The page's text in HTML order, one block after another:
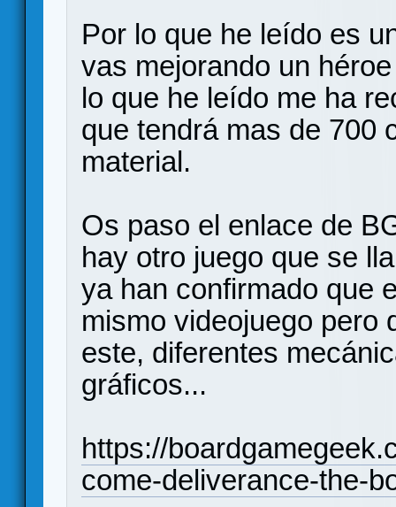
Por lo que he leído es
vas mejorando un
lo que he leído me ha
que tendrá mas de 700
material.
Os paso el enlace de
hay otro juego que se
ya han confirmado que
mismo videojuego pero
este, diferentes
gráficos...
https://
come-deliverance-the-